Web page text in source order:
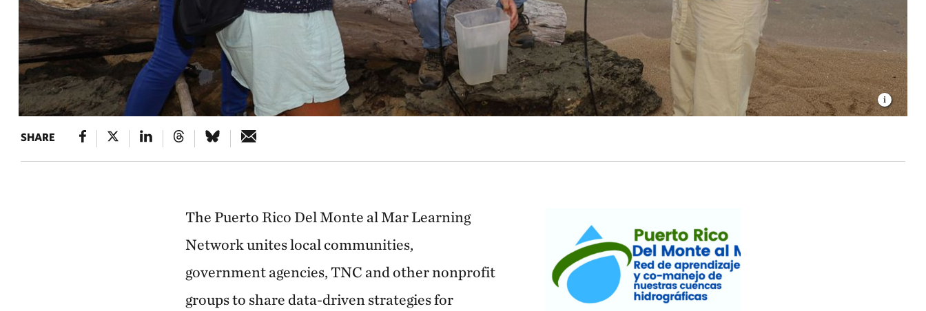
SHARE
The Puerto Rico Del Monte al Mar Learning
Network unites local communities,
government agencies, TNC and other nonprofit
groups to share data-driven strategies for